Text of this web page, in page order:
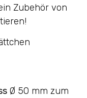
Zubehör von
Ø 50 mm zum